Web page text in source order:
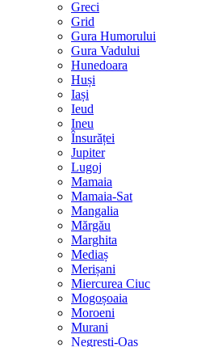
Greci
Grid
Gura Humorului
Gura Vadului
Hunedoara
Huși
Iași
Ieud
Ineu
Însurăței
Jupiter
Lugoj
Mamaia
Mamaia-Sat
Mangalia
Mărgău
Marghita
Mediaș
Merișani
Miercurea Ciuc
Mogoșoaia
Moroeni
Murani
Negrești-Oaș